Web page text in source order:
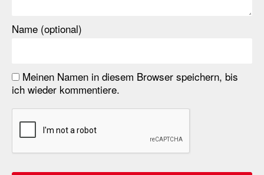
Name (optional)
Meinen Namen in diesem Browser speichern, bis
ich wieder kommentiere.